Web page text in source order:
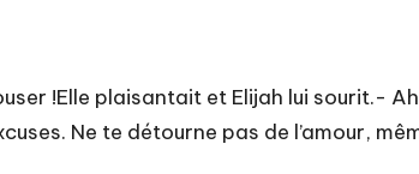
!Elle plaisantait et Elijah lui sourit.-
Ne te détourne pas de l’amour,